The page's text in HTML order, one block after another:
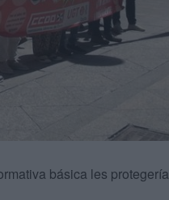
básica les protegería